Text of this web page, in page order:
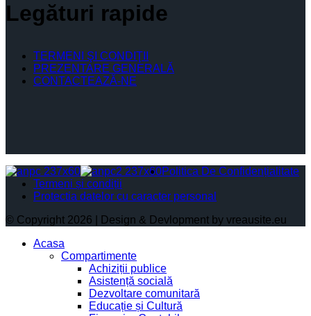
Legături rapide
TERMENI ŞI CONDIŢII
PREZENTARE GENERALĂ
CONTACTEAZĂ-NE
Politica De Confidențialitate
Termeni și condiții
Protectia datelor cu caracter personal
© Copyright 2026 | Design & Devlopment by vreausite.eu
Acasa
Compartimente
Achiziții publice
Asistență socială
Dezvoltare comunitară
Educație și Cultură